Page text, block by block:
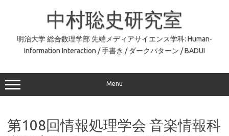
中村聡史研究室
明治大学 総合数理学部 先端メディアサイエンス学科: Human-
Information Interaction / 手書き / ダークパターン / BADUI
Menu
第108回情報処理学会 音楽情報科